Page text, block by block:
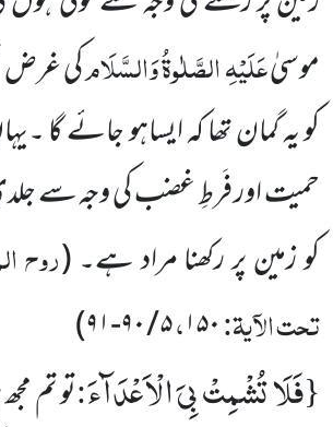
موسیٰعَلَیْہِ الصَّلٰوۃُ وَالسَّلَامکی غرض
کو یہ گمان تھا کہ ایساہو جائے گا
حمیت اور فَرطِ غضب کی وجہ سے
کو زمین پر رکھنا مراد ہے۔(روح
تحت الآیۃ:۱۵۰،۵ / ۹۰-۹۱ )
{فَلَا تُشْمِتْ بِیَ الْاَعْدَآءَ:تو تم